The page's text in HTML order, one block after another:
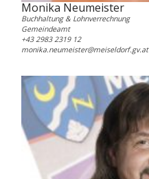
Monika Neumeister
Buchhaltung & Lohnverrechnung
Gemeindeamt
+43 2983 2319 12
monika.neumeister@meiseldorf.gv.at